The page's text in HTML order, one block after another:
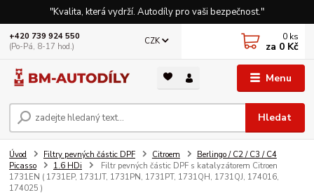
"Kvalita, která vydrží. Autodíly pro vaši bezpečnost."
Menu
CZK
Hledat
+420 739 924 550
(Po-Pá, 8-17 hod.)
0 ks
za 0 Kč
Úvod Filtry pevných částic DPF Citroem
Berlingo / C2 / C3 / C4
Picasso
1.6 HDi
Filtr pevných částic DPF s katalyzátorem Citroen
1731EN ( 1731EP, 1731JT, 1731PN, 1731PT, 1731QH, 1731QJ, 174016,
174025 )